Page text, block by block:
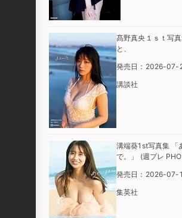
髙野真央１ｓｔ写
と、
発売日：2026-07-
講談社
溝端葵1st写真集 「
で。」 (週プレ
発売日：2026-07-
集英社